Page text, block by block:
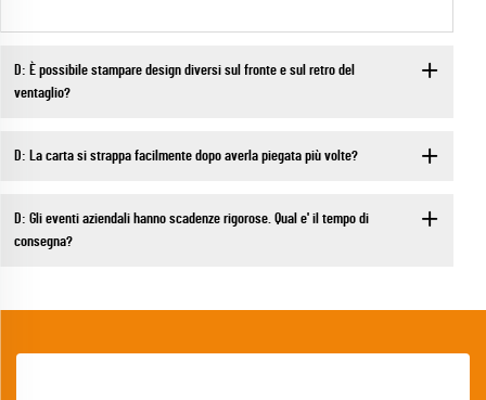
D: È possibile stampare design diversi sul fronte e sul retro del
ventaglio?
D: La carta si strappa facilmente dopo averla piegata più volte?
D: Gli eventi aziendali hanno scadenze rigorose. Qual e' il tempo di
consegna?